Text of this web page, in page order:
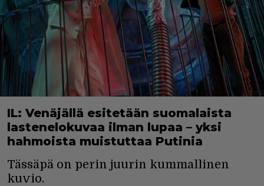
IL: Venäjällä esitetään suomalaista
lastenelokuvaa ilman lupaa – yksi
hahmoista muistuttaa Putinia
Tässäpä on perin juurin kummallinen
kuvio.